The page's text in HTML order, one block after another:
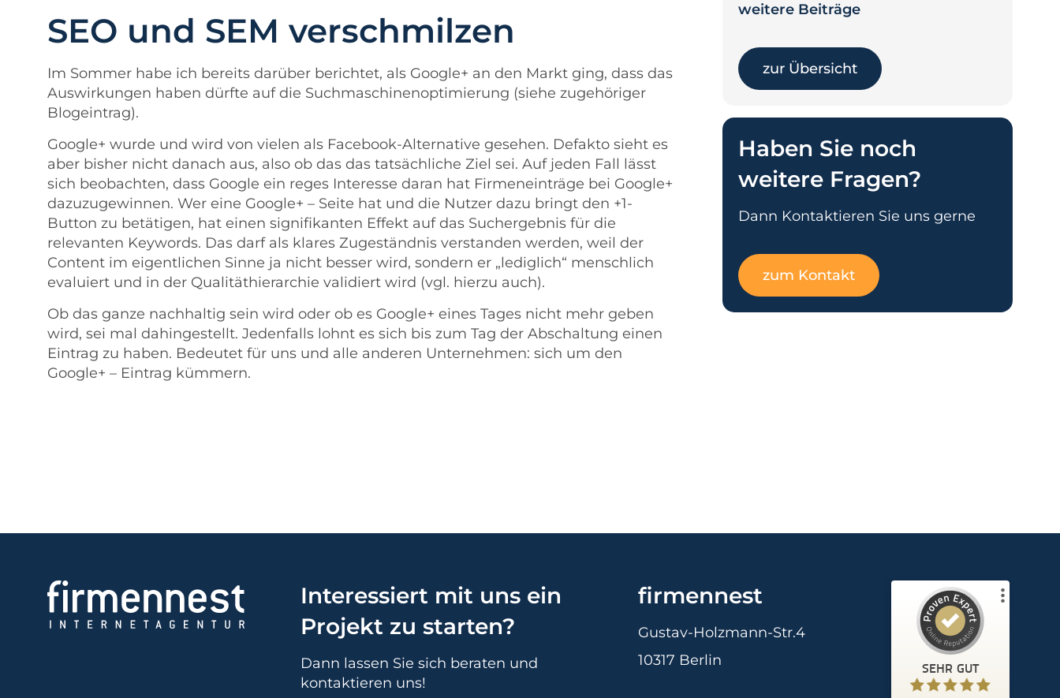
SEO und SEM verschmilzen
Im Sommer habe ich bereits darüber berichtet, als Google+ an den Markt ging, dass das
Auswirkungen haben dürfte auf die Suchmaschinenoptimierung (siehe zugehöriger
Blogeintrag).
Google+ wurde und wird von vielen als Facebook-Alternative gesehen. Defakto sieht es
aber bisher nicht danach aus, also ob das das tatsächliche Ziel sei. Auf jeden Fall lässt
sich beobachten, dass Google ein reges Interesse daran hat Firmeneinträge bei Google+
dazuzugewinnen. Wer eine Google+ – Seite hat und die Nutzer dazu bringt den +1-
Button zu betätigen, hat einen signifikanten Effekt auf das Suchergebnis für die
relevanten Keywords. Das darf als klares Zugeständnis verstanden werden, weil der
Content im eigentlichen Sinne ja nicht besser wird, sondern er „lediglich“ menschlich
evaluiert und in der Qualitäthierarchie validiert wird (vgl. hierzu auch).
Ob das ganze nachhaltig sein wird oder ob es Google+ eines Tages nicht mehr geben
wird, sei mal dahingestellt. Jedenfalls lohnt es sich bis zum Tag der Abschaltung einen
Eintrag zu haben. Bedeutet für uns und alle anderen Unternehmen: sich um den
Google+ – Eintrag kümmern.
weitere Beiträge
zur Übersicht
Haben Sie noch
weitere Fragen?
Dann Kontaktieren Sie uns gerne
zum Kontakt
Interessiert mit uns ein
Projekt zu starten?
Dann lassen Sie sich beraten und
kontaktieren uns!
firmennest
Gustav-Holzmann-Str.4
10317 Berlin
SEHR GUT
100
%
Empfehlungen auf
ProvenExpert.com
105